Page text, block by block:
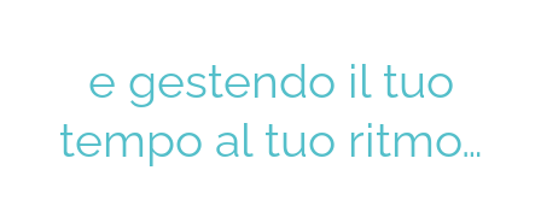
e gestendo il tuo
tempo al tuo ritmo…